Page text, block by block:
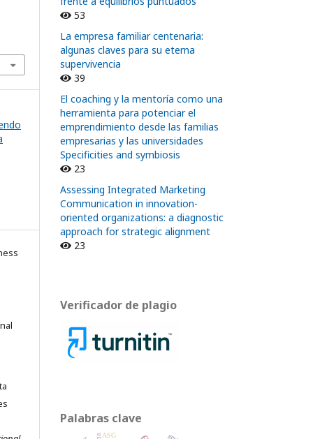
53
La empresa familiar centenaria:
algunas claves para su eterna
supervivencia
39
El coaching y la mentoría como una
herramienta para potenciar el
emprendimiento desde las familias
empresarias y las universidades
Specificities and symbiosis
23
Assessing Integrated Marketing
Communication in innovation-
oriented organizations: a diagnostic
approach for strategic alignment
23
Verificador de plagio
Palabras clave
ASG